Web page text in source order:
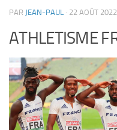
PAR JEAN-PAUL · 22 AOÛT 2022
ATHLETISME